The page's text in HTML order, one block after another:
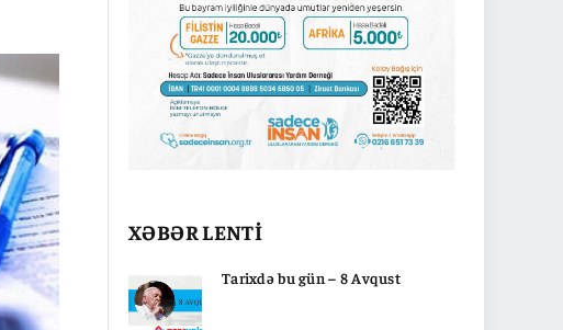
XƏBƏR LENTİ
Tarixdə bu gün – 8 Avqust